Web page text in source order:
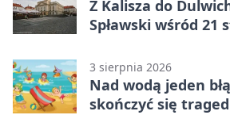
Z Kalisza do
Spławski wśród 21
3 sierpnia 2026
Nad wodą jeden
skończyć się